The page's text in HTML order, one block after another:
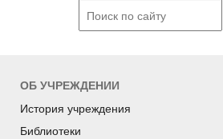
ОБ УЧРЕЖДЕНИИ
История учреждения
Библиотеки